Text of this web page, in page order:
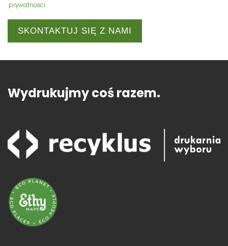
prywatności
SKONTAKTUJ SIĘ Z NAMI
Wydrukujmy coś razem.